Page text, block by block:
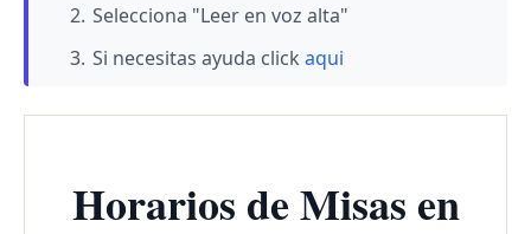
Selecciona "Leer en voz alta"
Si necesitas ayuda click aqui
Horarios de Misas en